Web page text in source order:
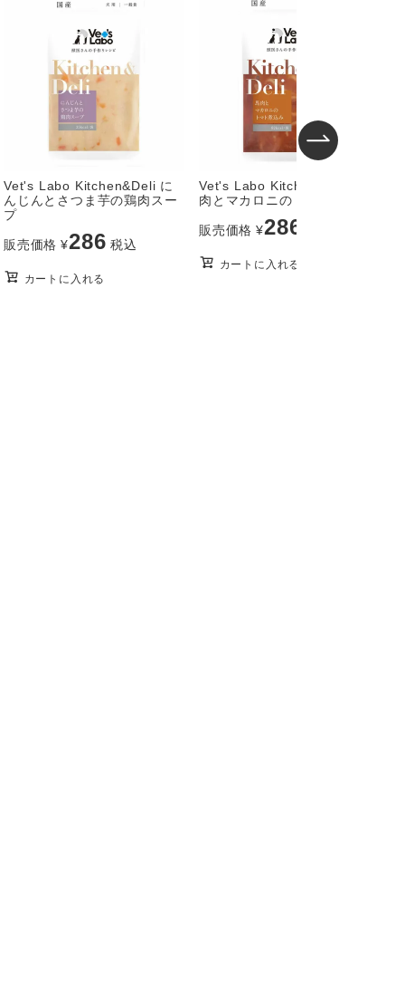
Vet's Labo Kitchen&Deli に
んじんとさつま芋の鶏肉スー
プ
販売価格 ¥286 税込
カートに入れる
Vet's Labo Kitchen&Deli 馬
肉とマカロニのトマト煮込み
販売価格 ¥286
カートに入れる